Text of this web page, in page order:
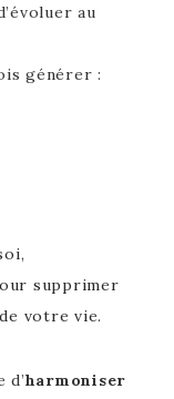
au
générer :
supprimer
votre vie.
d’harmoniser